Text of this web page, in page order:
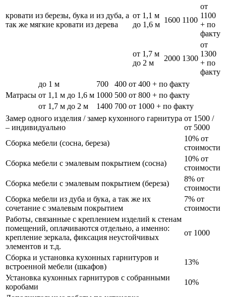
кровати из березы, бука и из дуба, а
так же мягкие кровати из дерева
от 1,1 м
до 1,6 м
1600 1100
от
1100
+ по
факту
от 1,7 м
до 2 м
2000 1300
от
1300
+ по
факту
Матрасы
до 1 м 700 400 от 400 + по факту
от 1,1 м до 1,6 м 1000 500 от 800 + по факту
от 1,7 м до 2 м
1400 700 от 1000 + по факту
Замер одного изделия / замер кухонного гарнитура
– индивидуально
от 1500 /
от 5000
Сборка мебели (сосна, береза)
10% от
стоимости
Сборка мебели с эмалевым покрытием (сосна)
10% от
стоимости
Сборка мебели с эмалевым покрытием (береза)
8% от
стоимости
Сборка мебели из дуба и бука, а так же их
сочетание с эмалевым покрытием
7% от
стоимости
Работы, связанные с креплением изделий к стенам
помещений, оплачиваются отдельно, а именно:
крепление зеркала, фиксация неустойчивых
элементов и т.д.
от 1000
Сборка и установка кухонных гарнитуров и
встроенной мебели (шкафов)
13%
Установка кухонных гарнитуров с собранными
коробами
10%